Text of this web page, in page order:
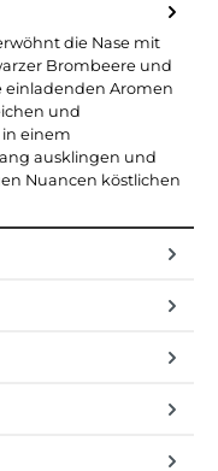
die Nase mit
Brombeere und
einladenden Aromen
und
einem
ausklingen und
Nuancen köstlichen